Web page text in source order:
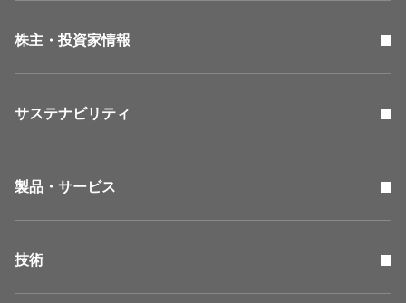
株主・投資家情報
サステナビリティ
製品・サービス
技術